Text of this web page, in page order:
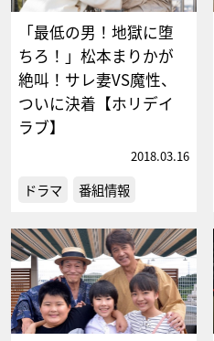
「最低の男！地獄に堕
ちろ！」松本まりかが
絶叫！サレ妻VS魔性、
ついに決着【ホリデイ
ラブ】
2018.03.16
ドラマ 番組情報